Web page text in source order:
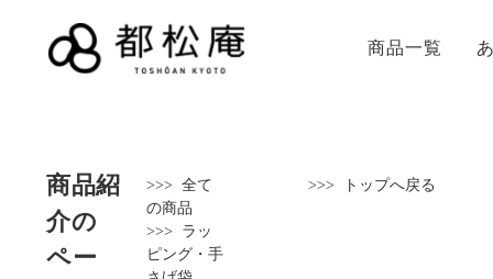
商品一覧
商品紹
介の
ペー
>>> 全て
の商品
>>> ラッ
ピング・手
>>> トップへ戻る